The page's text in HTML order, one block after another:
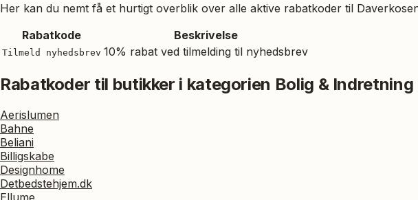
Her kan du nemt få et hurtigt overblik over alle aktive rabatkoder til
Rabatkode
Beskrivelse
Tilmeld nyhedsbrev 10% rabat ved tilmelding til nyhedsbrev
Rabatkoder til butikker i kategorien Bolig & Indretning
Aerislumen
Bahne
Beliani
Billigskabe
Designhome
Detbedstehjem.dk
Ellume